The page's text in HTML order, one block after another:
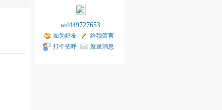
wd449727653
加为好友
给我留言
打个招呼
发送消息